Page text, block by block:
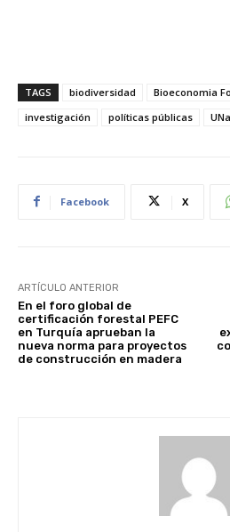
TAGS biodiversidad Bioeconomia
investigación
políticas públicas
Facebook X
ARTÍCULO ANTERIOR
En el foro global de
certificación forestal PEFC
en Turquía aprueban la
nueva norma para proyectos
de construcción en madera